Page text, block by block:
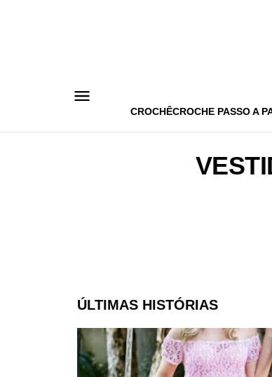
CROCHÊCROCHE PASSO A
ÚLTIMAS HISTÓRIAS